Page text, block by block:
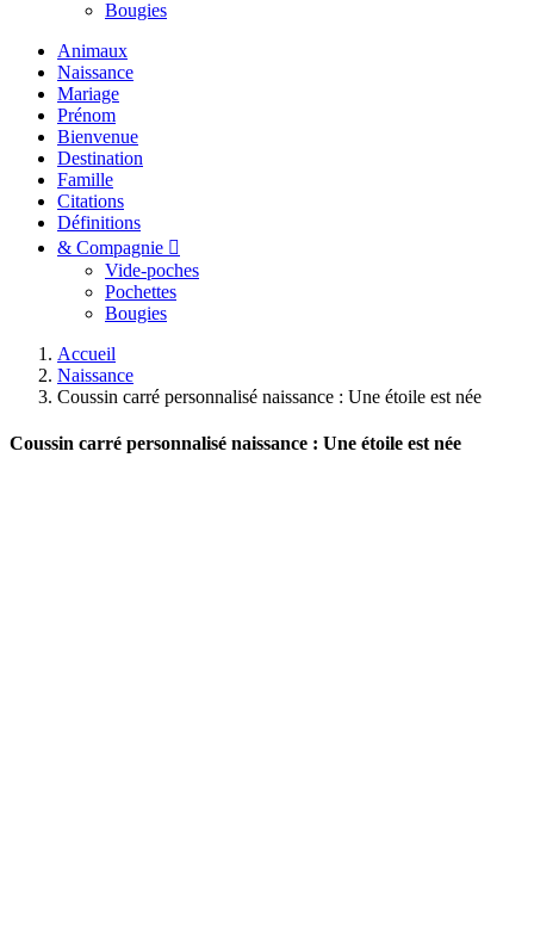
Bougies
Animaux
Naissance
Mariage
Prénom
Bienvenue
Destination
Famille
Citations
Définitions
& Compagnie
Vide-poches
Pochettes
Bougies
Accueil
Naissance
Coussin carré personnalisé naissance : Une étoile est née
Coussin carré personnalisé naissance : Une étoile est née